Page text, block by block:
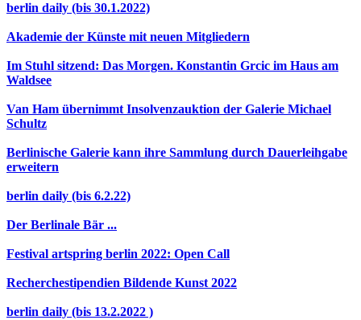
berlin daily (bis 30.1.2022)
Akademie der Künste mit neuen Mitgliedern
Im Stuhl sitzend: Das Morgen. Konstantin Grcic im Haus am
Waldsee
Van Ham übernimmt Insolvenzauktion der Galerie Michael
Schultz
Berlinische Galerie kann ihre Sammlung durch Dauerleihgabe
erweitern
berlin daily (bis 6.2.22)
Der Berlinale Bär ...
Festival artspring berlin 2022: Open Call
Recherchestipendien Bildende Kunst 2022
berlin daily (bis 13.2.2022 )